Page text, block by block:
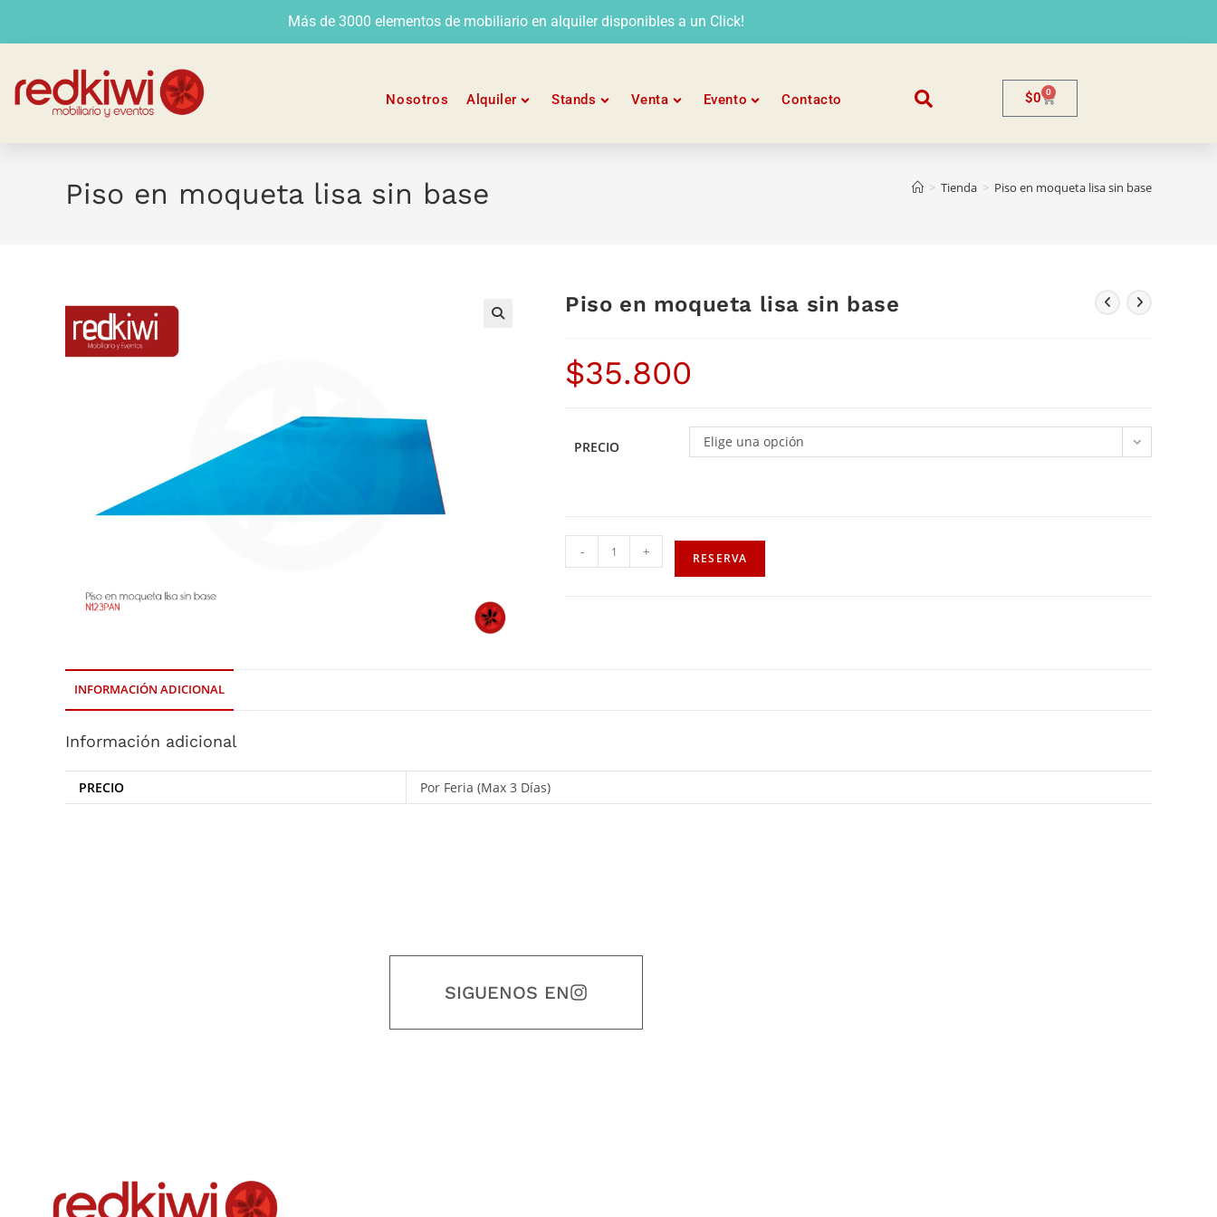
Más de 3000 elementos de mobiliario en alquiler disponibles a un Click!
Nosotros Alquiler Stands Venta Evento Contacto $0 0
Piso en moqueta lisa sin base > Tienda > Piso en moqueta lisa sin base
Piso en moqueta lisa sin base
$35.800
PRECIO Elige una opción
- + RESERVA
INFORMACIÓN ADICIONAL
Información adicional
PRECIO Por Feria (Max 3 Días)
SIGUENOS EN